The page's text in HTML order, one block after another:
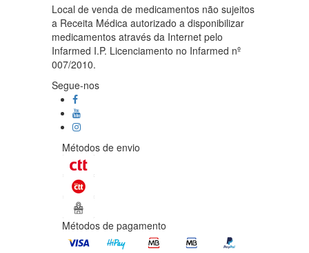
Local de venda de medicamentos não sujeitos
a Receita Médica autorizado a disponibilizar
medicamentos através da Internet pelo
Infarmed I.P. Licenciamento no Infarmed nº
007/2010.
Segue-nos
Métodos de envio
Métodos de pagamento